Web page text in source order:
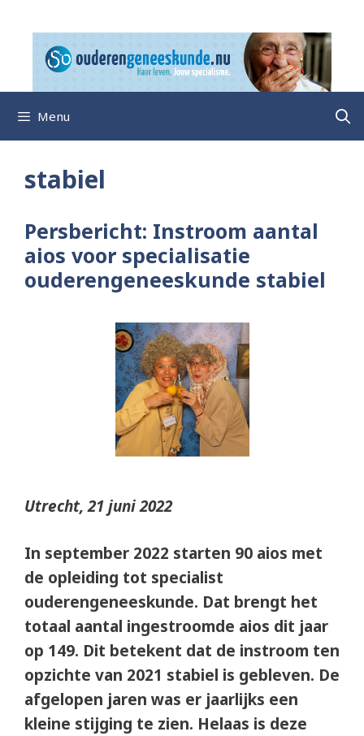
naar
Menu
stabiel
Persbericht: Instroom aantal
aios voor specialisatie
ouderengeneeskunde stabiel
Utrecht, 21 juni 2022
In september 2022 starten 90 aios met
de opleiding tot specialist
ouderengeneeskunde. Dat brengt het
totaal aantal ingestroomde aios dit jaar
op 149. Dit betekent dat de instroom ten
opzichte van 2021 stabiel is gebleven. De
afgelopen jaren was er jaarlijks een
kleine stijging te zien. Helaas is deze